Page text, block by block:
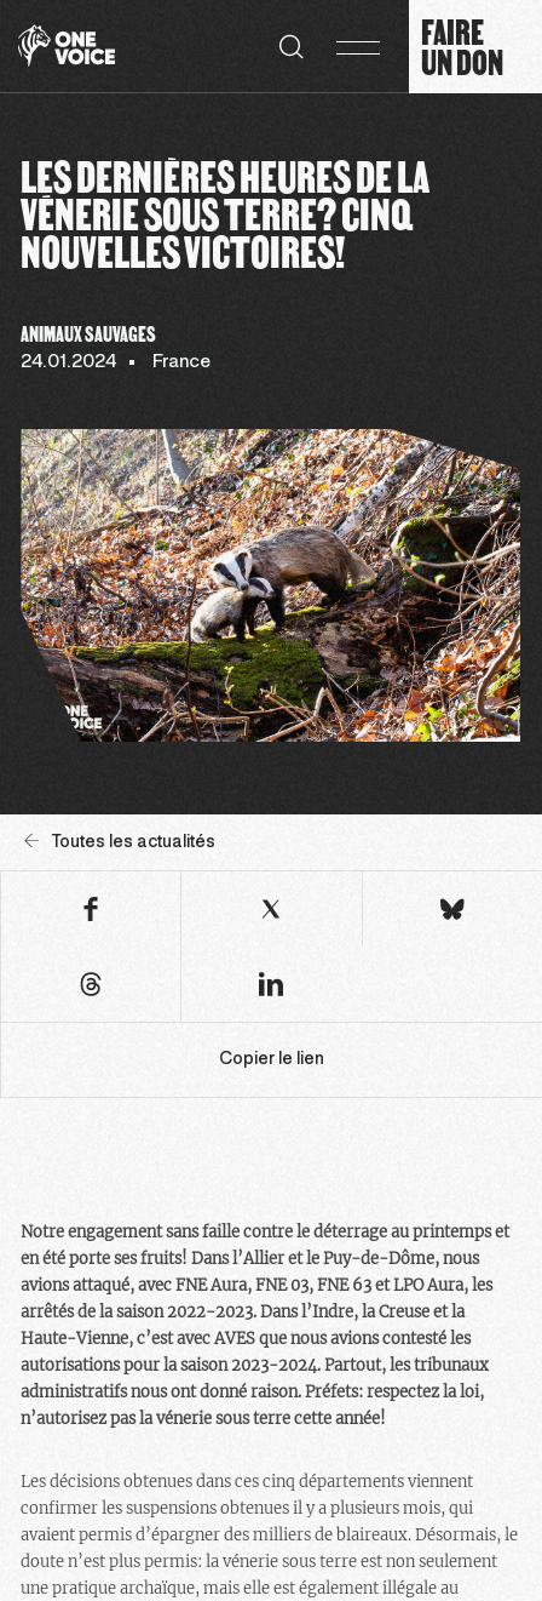
FAIRE
UN DON
LES DERNIÈRES HEURES DE LA
VÉNERIE SOUS TERRE? CINQ
NOUVELLES VICTOIRES!
ANIMAUX SAUVAGES
24.01.2024 France
Toutes les actualités
Copier le lien
Notre engagement sans faille contre le déterrage au printemps et
en été porte ses fruits! Dans l’Allier et le Puy-de-Dôme, nous
avions attaqué, avec FNE Aura, FNE 03, FNE 63 et LPO Aura, les
arrêtés de la saison 2022-2023. Dans l’Indre, la Creuse et la
Haute-Vienne, c’est avec AVES que nous avions contesté les
autorisations pour la saison 2023-2024. Partout, les tribunaux
administratifs nous ont donné raison. Préfets: respectez la loi,
n’autorisez pas la vénerie sous terre cette année!
Les décisions obtenues dans ces cinq départements viennent
confirmer les suspensions obtenues il y a plusieurs mois, qui
avaient permis d’épargner des milliers de blaireaux. Désormais, le
doute n’est plus permis: la vénerie sous terre est non seulement
une pratique archaïque, mais elle est également illégale au